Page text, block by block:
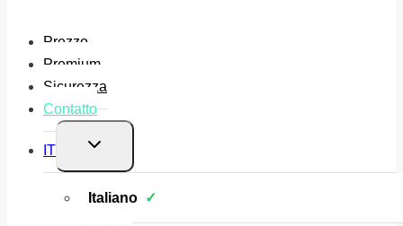
Prezzo
Premium
Sicurezza
Contatto
IT
Alterna
figlio
Italiano